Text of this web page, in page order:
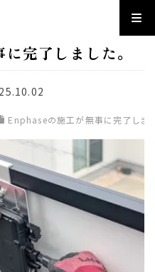
完了しました。
Enphaseの施工が無事に完了しまし